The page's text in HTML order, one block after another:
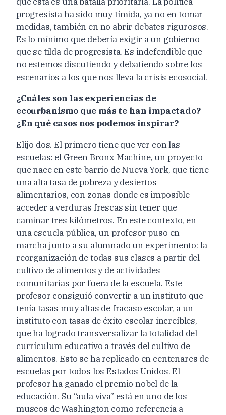
progresista ha sido muy tímida, ya no en tomar
medidas, también en no abrir debates rigurosos.
Es lo mínimo que debería exigir a un gobierno
que se tilda de progresista. Es indefendible que
no estemos discutiendo y debatiendo sobre los
escenarios a los que nos lleva la crisis ecosocial.
¿Cuáles son las experiencias de
ecourbanismo que más te han impactado?
¿En qué casos nos podemos inspirar?
Elijo dos. El primero tiene que ver con las
escuelas: el Green Bronx Machine, un proyecto
que nace en este barrio de Nueva York, que tiene
una alta tasa de pobreza y desiertos
alimentarios, con zonas donde es imposible
acceder a verduras frescas sin tener que
caminar tres kilómetros. En este contexto, en
una escuela pública, un profesor puso en
marcha junto a su alumnado un experimento: la
reorganización de todas sus clases a partir del
cultivo de alimentos y de actividades
comunitarias por fuera de la escuela. Este
profesor consiguió convertir a un instituto que
tenía tasas muy altas de fracaso escolar, a un
instituto con tasas de éxito escolar increíbles,
que ha logrado transversalizar la totalidad del
currículum educativo a través del cultivo de
alimentos. Esto se ha replicado en centenares de
escuelas por todos los Estados Unidos. El
profesor ha ganado el premio nobel de la
educación. Su “aula viva” está en uno de los
museos de Washington como referencia a